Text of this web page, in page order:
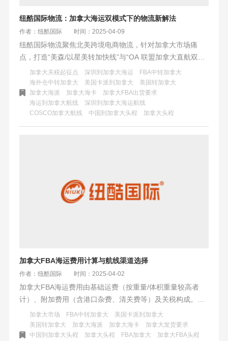
纽酷国际物流：加拿大海运双模式下的物流新解法
作者：纽酷国际 时间：2025-04-09
纽酷国际物流聚焦北美跨境电商物流，针对加拿大市场痛
点，打造“美森/以星美转加快线”与“OA 联盟加拿大直航双模
式”。前者保障时效，如美森快船配合陆运整体 18 - 22 天
达；后者凸显成本优势，ERS 模式成本和稳定控制优选。还
通过模式组合与自研系统，实现“时效 - 成本”平衡。
加拿大关税起征点 深圳到加拿大海运
FBA中转加拿大
海外仓中转加拿大
美国卡派到加拿大
美国转加拿大
加拿大海派
加拿大海卡
加拿大FBA出货要求
海运到加拿大航线
深圳到加拿大海运航线
COSCO加拿大航线
中国到加拿大头程 加拿大头程
加拿大FBA海运费用计算与航线渠道选择
作者：纽酷国际 时间：2025-04-02
加拿大FBA海运费用由基础运费（按重量/体积重量较高者
计）、附加费用（含港口杂费、清关费等）及关税构成。航
线分直航温哥华（时效25-35天）、美森快船转口（规避塞
港，25-32天）和多伦多内陆路线（运费低10%-15%）。优
化建议：控制货物尺寸重量，小批量选拼箱+海卡专线，大货
加拿大市场 FBA中转加拿大
美国卡派到加拿大
美国转加拿大
加拿大海派 加拿大海卡
加拿大发货要求
中国到加拿大头程
加拿大头程 FBA加拿大
加拿大FBA头程